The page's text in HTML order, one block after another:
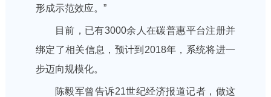
形成示范效应。”
目前，已有3000余人在碳普惠平台注册并
绑定了相关信息，预计到2018年，系统将进一
步迈向规模化。
陈毅军曾告诉21世纪经济报道记者，做这